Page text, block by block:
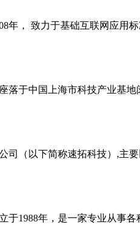
年， 致力于基础互联网应用
落于中国上海市科技产业基
司（以下简称速拓科技）,主
于1988年，是一家专业从事